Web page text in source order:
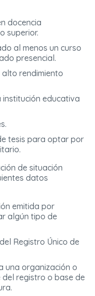
docencia
superior.
al menos un curso
presencial.
rendimiento
educativa
tesis para optar por
de situación
datos
emitida por
algún tipo de
Registro Único de
una organización o
registro o base de